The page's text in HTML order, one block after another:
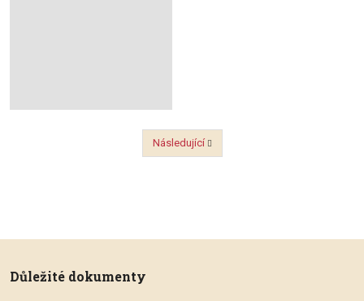
Předchozí
Následující
Důležité dokumenty